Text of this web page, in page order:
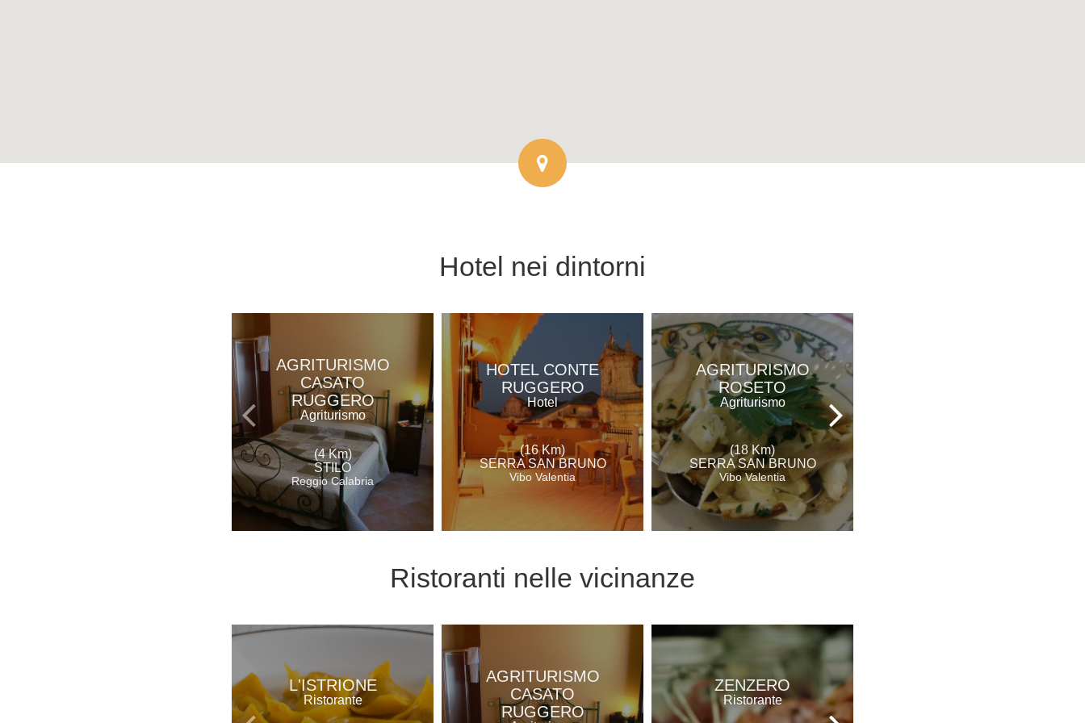
Hotel nei dintorni
AGRITURISMO
CASATO
RUGGERO
Agriturismo
(4 Km)
STILO
Reggio Calabria
HOTEL CONTE
RUGGERO
Hotel
(16 Km)
SERRA SAN BRUNO
Vibo Valentia
AGRITURISMO
ROSETO
Agriturismo
(18 Km)
SERRA SAN BRUNO
Vibo Valentia
Ristoranti nelle vicinanze
L'ISTRIONE
Ristorante
AGRITURISMO
CASATO
RUGGERO
ZENZERO
Ristorante